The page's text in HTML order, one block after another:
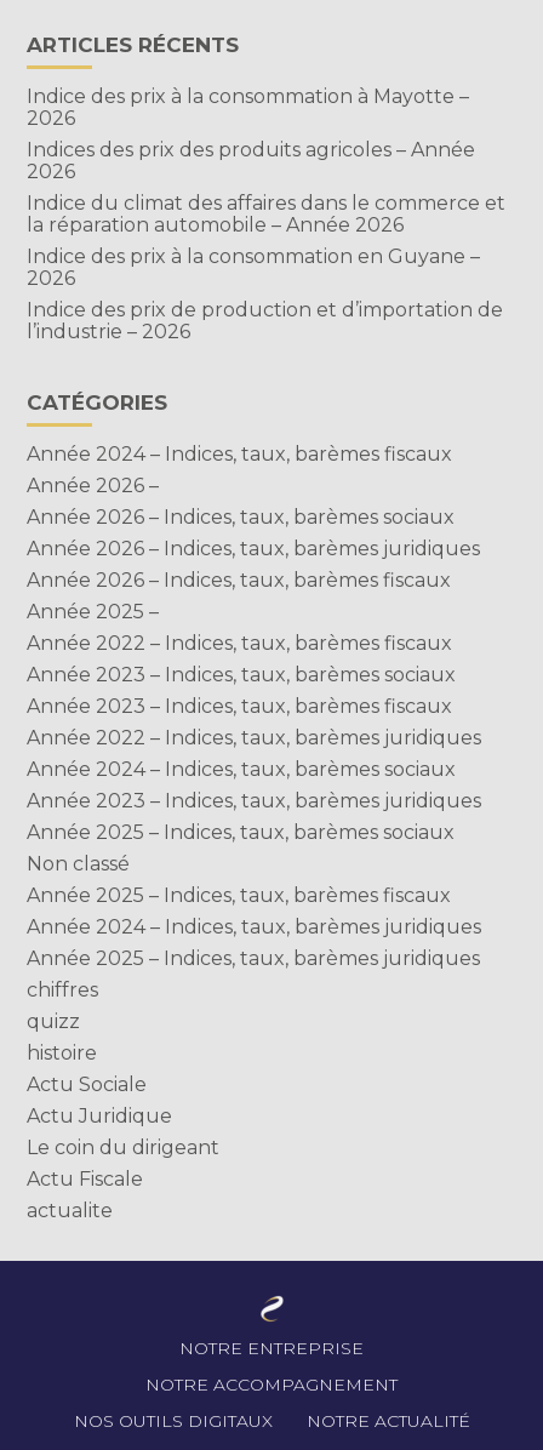
ARTICLES RÉCENTS
Indice des prix à la consommation à Mayotte –
2026
Indices des prix des produits agricoles – Année
2026
Indice du climat des affaires dans le commerce et
la réparation automobile – Année 2026
Indice des prix à la consommation en Guyane –
2026
Indice des prix de production et d’importation de
l’industrie – 2026
CATÉGORIES
Année 2024 – Indices, taux, barèmes fiscaux
Année 2026 –
Année 2026 – Indices, taux, barèmes sociaux
Année 2026 – Indices, taux, barèmes juridiques
Année 2026 – Indices, taux, barèmes fiscaux
Année 2025 –
Année 2022 – Indices, taux, barèmes fiscaux
Année 2023 – Indices, taux, barèmes sociaux
Année 2023 – Indices, taux, barèmes fiscaux
Année 2022 – Indices, taux, barèmes juridiques
Année 2024 – Indices, taux, barèmes sociaux
Année 2023 – Indices, taux, barèmes juridiques
Année 2025 – Indices, taux, barèmes sociaux
Non classé
Année 2025 – Indices, taux, barèmes fiscaux
Année 2024 – Indices, taux, barèmes juridiques
Année 2025 – Indices, taux, barèmes juridiques
chiffres
quizz
histoire
Actu Sociale
Actu Juridique
Le coin du dirigeant
Actu Fiscale
actualite
NOTRE ENTREPRISE
NOTRE ACCOMPAGNEMENT
NOS OUTILS DIGITAUX
NOTRE ACTUALITÉ